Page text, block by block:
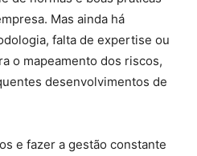
Mas ainda há
falta de expertise ou
o mapeamento dos riscos,
desenvolvimentos de
e fazer a gestão constante